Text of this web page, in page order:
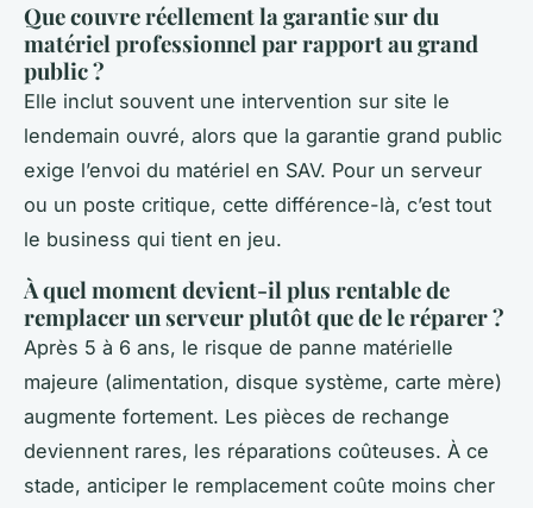
Que couvre réellement la garantie sur du
matériel professionnel par rapport au grand
public ?
Elle inclut souvent une intervention sur site le
lendemain ouvré, alors que la garantie grand public
exige l’envoi du matériel en SAV. Pour un serveur
ou un poste critique, cette différence-là, c’est tout
le business qui tient en jeu.
À quel moment devient-il plus rentable de
remplacer un serveur plutôt que de le réparer ?
Après 5 à 6 ans, le risque de panne matérielle
majeure (alimentation, disque système, carte mère)
augmente fortement. Les pièces de rechange
deviennent rares, les réparations coûteuses. À ce
stade, anticiper le remplacement coûte moins cher